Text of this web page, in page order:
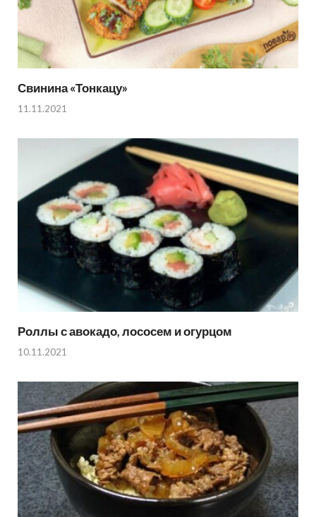
Свинина «Тонкацу»
11.11.2021
Роллы с авокадо, лососем и огурцом
10.11.2021